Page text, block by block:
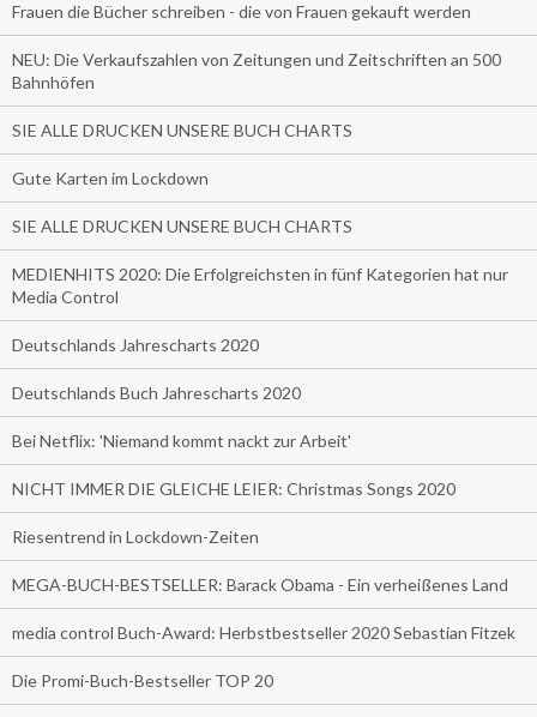
Frauen die Bücher schreiben - die von Frauen gekauft werden
NEU: Die Verkaufszahlen von Zeitungen und Zeitschriften an 500
Bahnhöfen
SIE ALLE DRUCKEN UNSERE BUCH CHARTS
Gute Karten im Lockdown
SIE ALLE DRUCKEN UNSERE BUCH CHARTS
MEDIENHITS 2020: Die Erfolgreichsten in fünf Kategorien hat nur
Media Control
Deutschlands Jahrescharts 2020
Deutschlands Buch Jahrescharts 2020
Bei Netflix: 'Niemand kommt nackt zur Arbeit'
NICHT IMMER DIE GLEICHE LEIER: Christmas Songs 2020
Riesentrend in Lockdown-Zeiten
MEGA-BUCH-BESTSELLER: Barack Obama - Ein verheißenes Land
media control Buch-Award: Herbstbestseller 2020 Sebastian Fitzek
Die Promi-Buch-Bestseller TOP 20